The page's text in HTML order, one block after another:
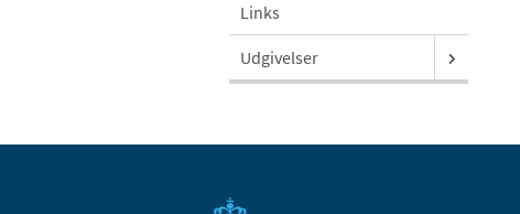
Links
Udgivelser